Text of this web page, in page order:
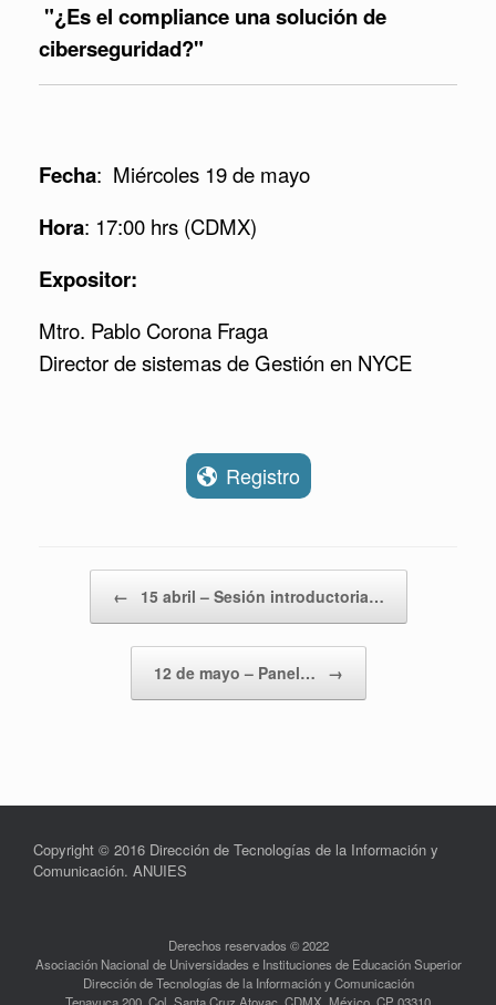
"¿Es el compliance una solución de
ciberseguridad?"
Fecha: Miércoles 19 de mayo
Hora: 17:00 hrs (CDMX)
Expositor:
Mtro. Pablo Corona Fraga
Director de sistemas de Gestión en NYCE
Registro
← 15 abril – Sesión introductoria…
12 de mayo – Panel… →
Copyright © 2016 Dirección de Tecnologías de la Información y
Comunicación. ANUIES
Derechos reservados © 2022
Asociación Nacional de Universidades e Instituciones de Educación Superior
Dirección de Tecnologías de la Información y Comunicación